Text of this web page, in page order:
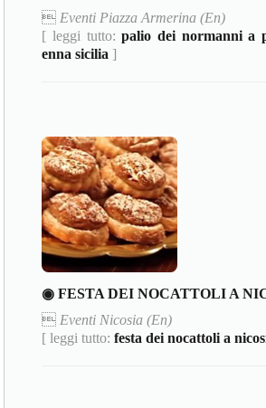
 Eventi Piazza Armerina (En)
[ leggi tutto:palio dei normanni a
enna sicilia ]
◉ FESTA DEI NOCATTOLI A
 Eventi Nicosia (En)
[ leggi tutto:festa dei nocattoli a